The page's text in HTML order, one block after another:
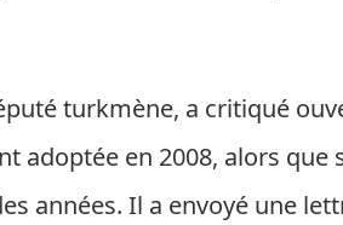
turkmène, a critiqué
adoptée en 2008, alors
années. Il a envoyé une